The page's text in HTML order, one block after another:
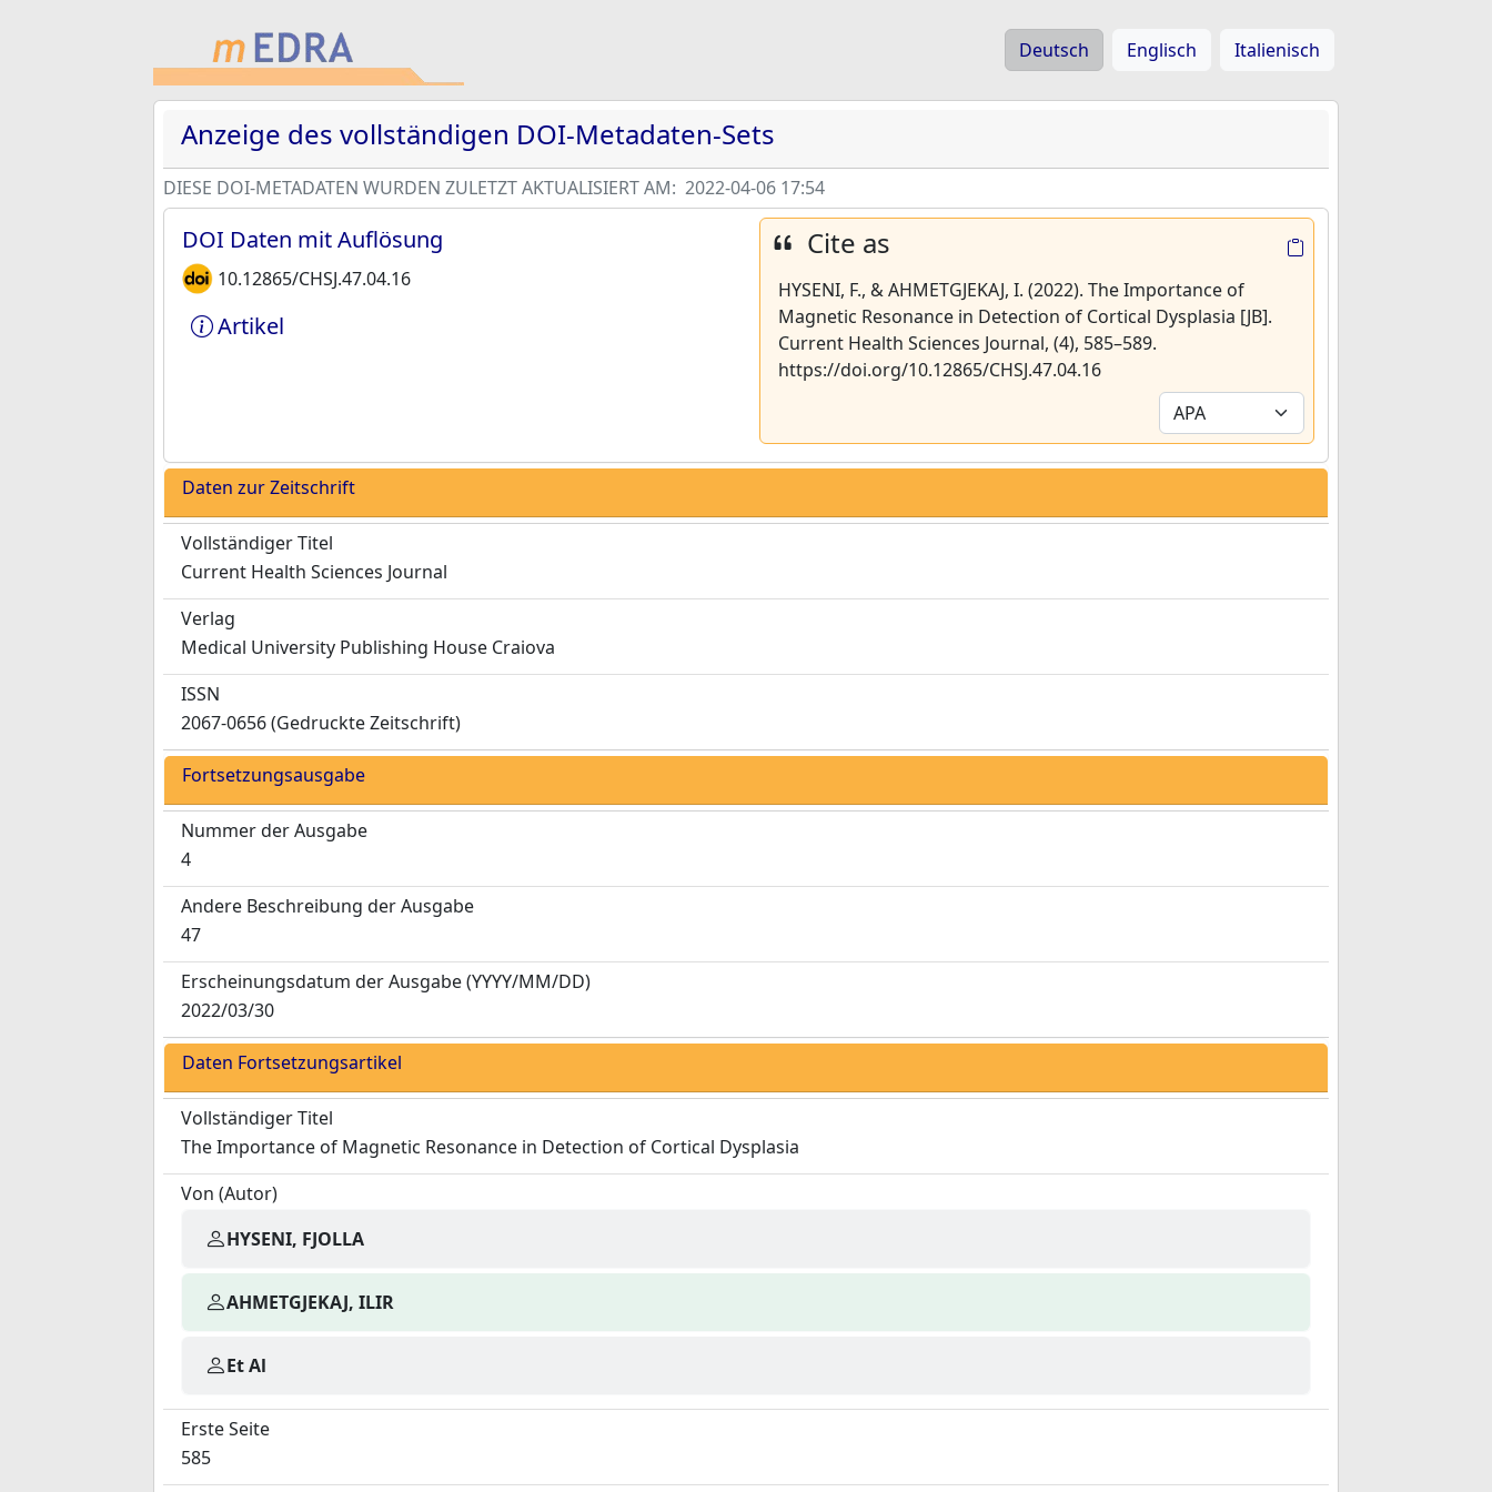
Deutsch Englisch Italienisch
Anzeige des vollständigen DOI-Metadaten-Sets
DIESE DOI-METADATEN WURDEN ZULETZT AKTUALISIERT AM: 2022-04-06 17:54
DOI Daten mit Auflösung
10.12865/CHSJ.47.04.16
Artikel
Cite as
HYSENI, F., & AHMETGJEKAJ, I. (2022). The Importance of
Magnetic Resonance in Detection of Cortical Dysplasia [JB].
Current Health Sciences Journal, (4), 585–589.
https://doi.org/10.12865/CHSJ.47.04.16
Daten zur Zeitschrift
Vollständiger Titel
Current Health Sciences Journal
Verlag
Medical University Publishing House Craiova
ISSN
2067-0656 (Gedruckte Zeitschrift)
Fortsetzungsausgabe
Nummer der Ausgabe
4
Andere Beschreibung der Ausgabe
47
Erscheinungsdatum der Ausgabe(YYYY/MM/DD)
2022/03/30
Daten Fortsetzungsartikel
Vollständiger Titel
The Importance of Magnetic Resonance in Detection of Cortical Dysplasia
Von (Autor)
HYSENI, FJOLLA
AHMETGJEKAJ, ILIR
Et Al
Erste Seite
585